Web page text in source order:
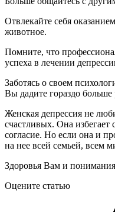
Отвлекайте себя
животное.
Помните, что
успеха в лечении
Заботясь о своем
Вы дадите гораздо
Женская депрессия не
счастливых. Она избегает
согласие. Но если она и
на нее всей семьей, всем
Здоровья Вам и
Оцените статью